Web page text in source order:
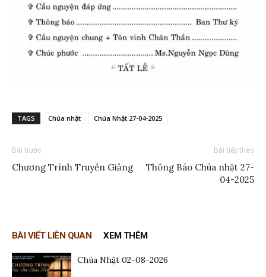
TAGS Chúa nhật Chúa Nhật 27-04-2025
Bài trước
Chương Trình Truyền Giảng
Bài tiếp theo
Thông Báo Chúa nhật 27-
04-2025
BÀI VIẾT LIÊN QUAN XEM THÊM
Chúa Nhật 02-08-2026